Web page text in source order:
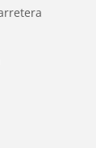
agua)